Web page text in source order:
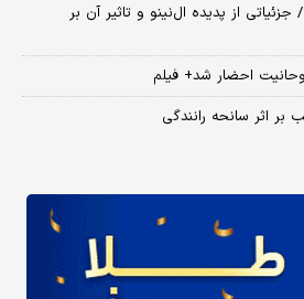
از پدیده ال‌نینو و تاثیر آن بر
احضار شد+ فیلم
بر اثر سانحه رانندگی